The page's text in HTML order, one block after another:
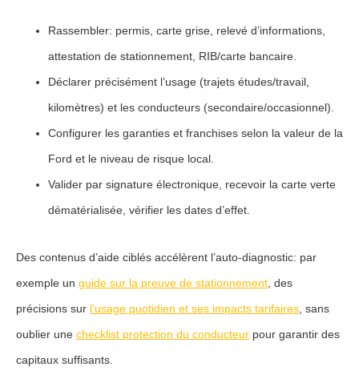
Rassembler: permis, carte grise, relevé d’informations,
attestation de stationnement, RIB/carte bancaire.
Déclarer précisément l’usage (trajets études/travail,
kilomètres) et les conducteurs (secondaire/occasionnel).
Configurer les garanties et franchises selon la valeur de la
Ford et le niveau de risque local.
Valider par signature électronique, recevoir la carte verte
dématérialisée, vérifier les dates d’effet.
Des contenus d’aide ciblés accélèrent l’auto-diagnostic: par
exemple un guide sur la preuve de stationnement , des
précisions sur l’usage quotidien et ses impacts tarifaires , sans
oublier une checklist protection du conducteur pour garantir des
capitaux suffisants.